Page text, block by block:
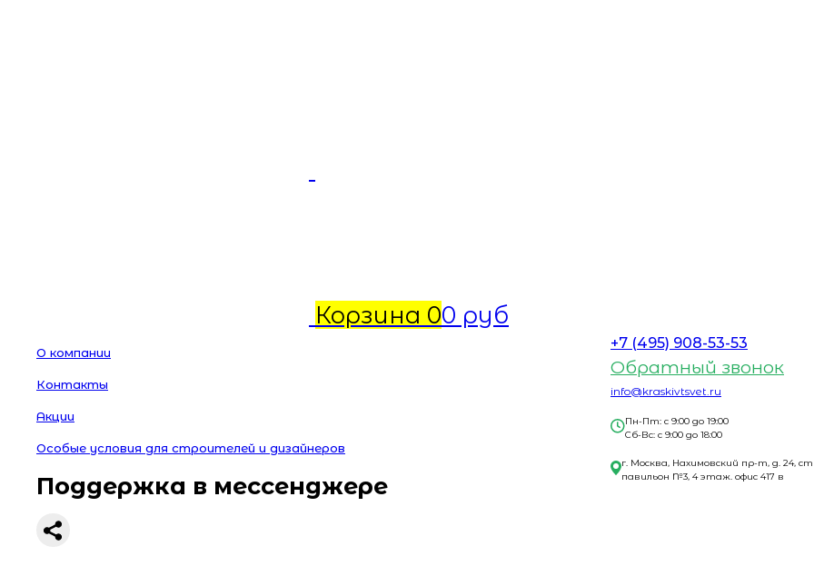
Корзина 00 руб
О компании
Контакты
Акции
Особые условия для строителей и дизайнеров
Поддержка в мессенджере
+7 (495) 908-53-53
Обратный звонок
info@kraskivtsvet.ru
Пн-Пт: с 9:00 до 19:00
Сб-Вс: с 9:00 до 18:00
г. Москва, Нахимовский пр-т, д. 24,
павильон №3, 4 этаж. офис 417 в